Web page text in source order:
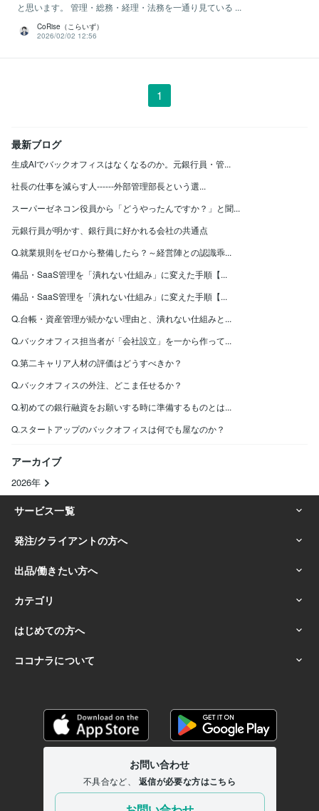
と思います。 管理・総務・経理・法務を一通り見ている ...
CoRise（こらいず）
2026/02/02 12:56
1
最新ブログ
生成AIでバックオフィスはなくなるのか。元銀行員・管...
社長の仕事を減らす人------外部管理部長という選...
スーパーゼネコン役員から「どうやったんですか？」と聞...
元銀行員が明かす、銀行員に好かれる会社の共通点
Q.就業規則をゼロから整備したら？～経営陣との認識乖...
備品・SaaS管理を「潰れない仕組み」に変えた手順【...
備品・SaaS管理を「潰れない仕組み」に変えた手順【...
Q.台帳・資産管理が続かない理由と、潰れない仕組みと...
Q.バックオフィス担当者が「会社設立」を一から作って...
Q.第二キャリア人材の評価はどうすべきか？
Q.バックオフィスの外注、どこま任せるか？
Q.初めての銀行融資をお願いする時に準備するものとは...
Q.スタートアップのバックオフィスは何でも屋なのか？
アーカイブ
2026年